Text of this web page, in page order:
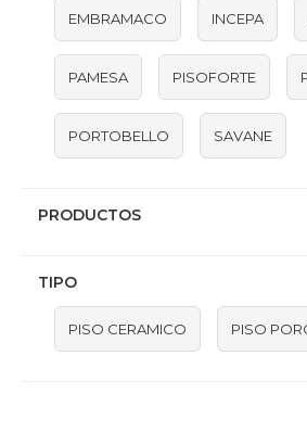
EMBRAMACO INCEPA
PAMESA PISOFORTE
PORTOBELLO SAVANE
PRODUCTOS
TIPO
PISO CERAMICO PISO